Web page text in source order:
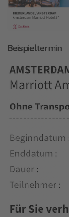
Beispieltermin